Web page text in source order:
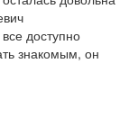
доступно
знакомым, он